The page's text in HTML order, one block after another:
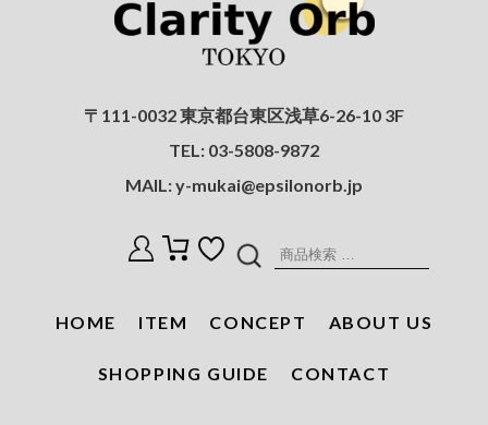
〒111-0032 東京都台東区浅草6-26-10 3F
TEL: 03-5808-9872
MAIL:y-mukai@epsilonorb.jp
検
対
HOME ITEM CONCEPT ABOUT US
SHOPPING GUIDE CONTACT